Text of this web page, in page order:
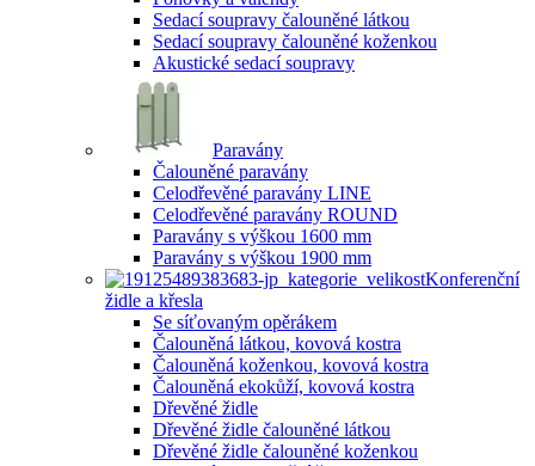
Sedací soupravy čalouněné látkou
Sedací soupravy čalouněné koženkou
Akustické sedací soupravy
Paravány
Čalouněné paravány
Celodřevěné paravány LINE
Celodřevěné paravány ROUND
Paravány s výškou 1600 mm
Paravány s výškou 1900 mm
Konferenční
židle a křesla
Se síťovaným opěrákem
Čalouněná látkou, kovová kostra
Čalouněná koženkou, kovová kostra
Čalouněná ekokůží, kovová kostra
Dřevěné židle
Dřevěné židle čalouněné látkou
Dřevěné židle čalouněné koženkou